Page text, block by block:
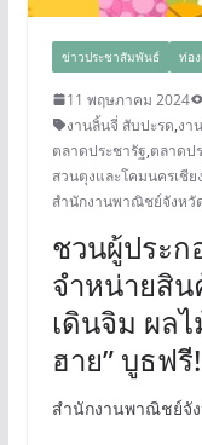
ข่าวประชาสัมพันธ์ ท่อง
11 พฤษภาคม 2024
งานลิ้นจี่ สับปะรด,งา
ตลาดประชารัฐ,ตลาดป
สวนตุงและโคมนครเชีย
สำนักงานพาณิชย์จังหวั
ชวนผู้ประก
จำหน่ายสิน
เดินจิม ผล
ฮาย” บูธฟ
สำนักงานพาณิชย์จั